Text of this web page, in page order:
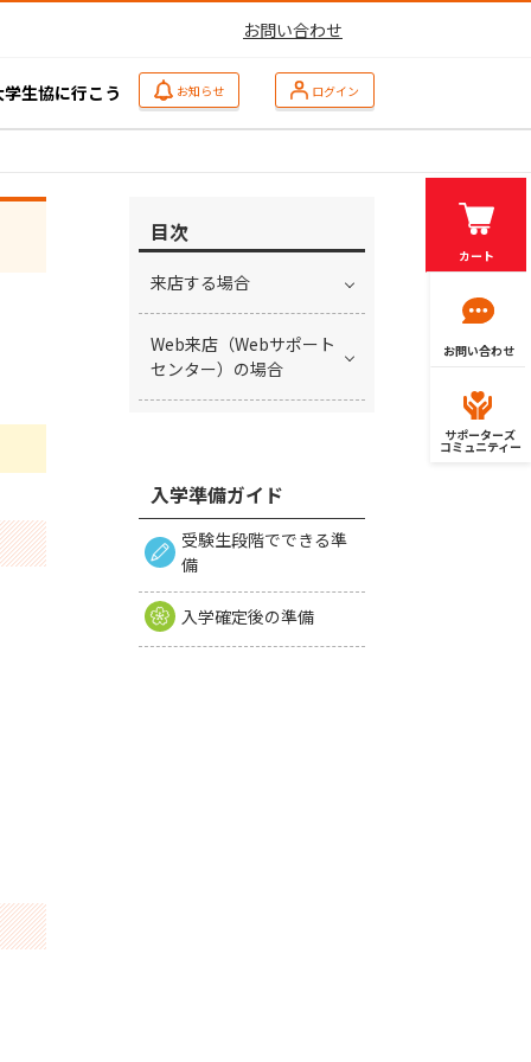
お問い合わせ
学生協に行こう お知らせ ログイン
目次
来店する場合
Web来店（Webサポート
センター）の場合
入学準備ガイド
受験生段階でできる準
備
入学確定後の準備
カート
お問い合わせ
サポーターズ
コミュニティー